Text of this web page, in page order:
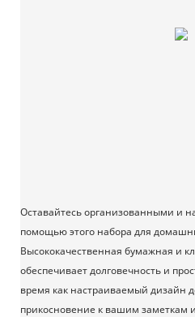
Оставайтесь организованными и
помощью этого набора для
Высококачественная бумажная и
обеспечивает долговечность и
время как настраиваемый дизайн
прикосновение к вашим заметкам